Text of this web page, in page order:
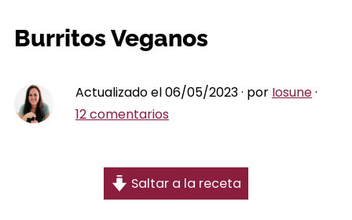
Burritos Veganos
Actualizado el 06/05/2023 · por Iosune·
12 comentarios
Saltar a la receta